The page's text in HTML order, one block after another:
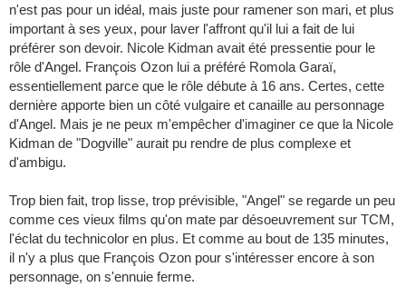
n'est pas pour un idéal, mais juste pour ramener son mari, et plus
important à ses yeux, pour laver l'affront qu'il lui a fait de lui
préférer son devoir. Nicole Kidman avait été pressentie pour le
rôle d'Angel. François Ozon lui a préféré Romola Garaï,
essentiellement parce que le rôle débute à 16 ans. Certes, cette
dernière apporte bien un côté vulgaire et canaille au personnage
d'Angel. Mais je ne peux m'empêcher d'imaginer ce que la Nicole
Kidman de "Dogville" aurait pu rendre de plus complexe et
d'ambigu.
Trop bien fait, trop lisse, trop prévisible, "Angel" se regarde un peu
comme ces vieux films qu'on mate par désoeuvrement sur TCM,
l'éclat du technicolor en plus. Et comme au bout de 135 minutes,
il n'y a plus que François Ozon pour s'intéresser encore à son
personnage, on s'ennuie ferme.